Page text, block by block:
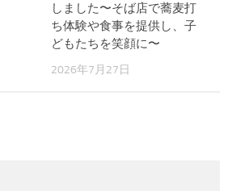
しました〜そば店で蕎麦打
ち体験や食事を提供し、子
どもたちを笑顔に〜
2026年7月27日